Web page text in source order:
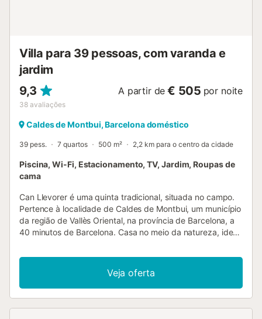
Villa para 39 pessoas, com varanda e
jardim
9,3
38 avaliações
A partir de € 505 por noite
Caldes de Montbui, Barcelona doméstico
39 pess. 7 quartos 500 m² 2,2 km para o centro da cidade
Piscina, Wi-Fi, Estacionamento, TV, Jardim, Roupas de
cama
Can Llevorer é uma quinta tradicional, situada no campo.
Pertence à localidade de Caldes de Montbui, um município
da região de Vallès Oriental, na província de Barcelona, a
40 minutos de Barcelona. Casa no meio da natureza, ideal
ou grupos de amigos. Tem 9 quartos, 3 deles triplos, 1
quádruplo, 1 duplo e 4 quartos múltiplos (abrimos uns ou
outros consoante o número total de pessoas). Tem ainda 6
casas de banho, cozinha equipada, TV, lareira, com
Veja oferta